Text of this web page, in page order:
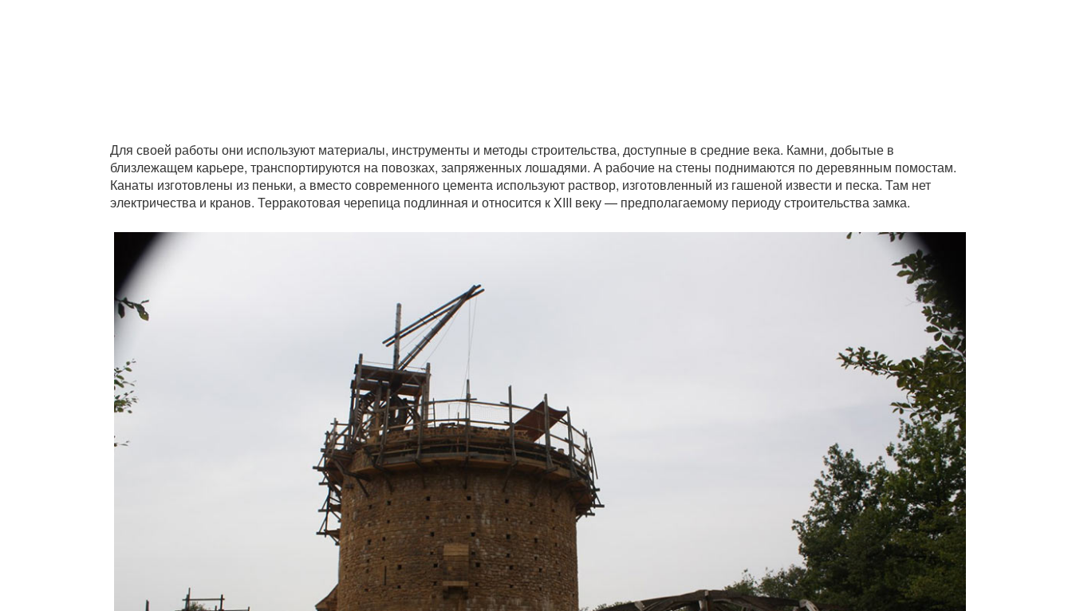
Для своей работы они используют материалы, инструменты и методы строительства, доступные в средние века. Камни, добытые в
близлежащем карьере, транспортируются на повозках, запряженных лошадями. А рабочие на стены поднимаются по деревянным помостам.
Канаты изготовлены из пеньки, а вместо современного цемента используют раствор, изготовленный из гашеной извести и песка. Там нет
электричества и кранов. Терракотовая черепица подлинная и относится к XIII веку — предполагаемому периоду строительства замка.